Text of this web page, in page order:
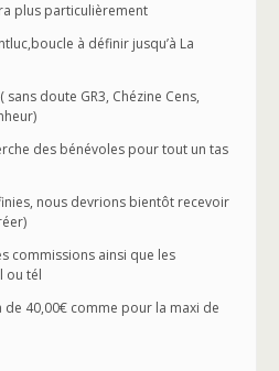
plus particulièrement
à définir jusqu’à La
doute GR3, Chézine Cens,
des bénévoles pour tout un tas
nous devrions bientôt recevoir
commissions ainsi que les
ou tél
de 40,00€ comme pour la maxi de